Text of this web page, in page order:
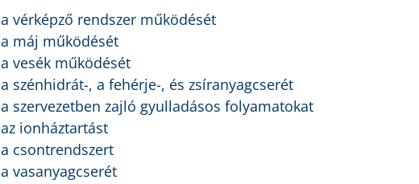
a vérképző rendszer működését
a máj működését
a vesék működését
a szénhidrát-, a fehérje-, és zsíranyagcserét
a szervezetben zajló gyulladásos folyamatokat
az ionháztartást
a csontrendszert
a vasanyagcserét